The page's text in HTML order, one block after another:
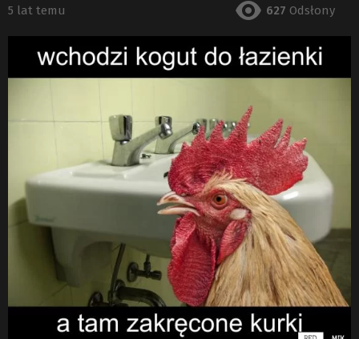
5 lat temu 627 Odsłony